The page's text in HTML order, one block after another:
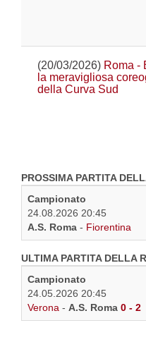
(20/03/2026) Roma -
la meravigliosa
della Curva Sud
PROSSIMA PARTITA
Campionato
24.08.2026 20:45
A.S. Roma - Fiorentina
ULTIMA PARTITA DELLA
Campionato
24.05.2026 20:45
Verona - A.S. Roma 0 - 2